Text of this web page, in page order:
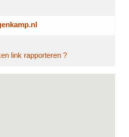
link rapporteren ?